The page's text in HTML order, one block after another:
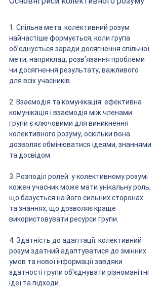
1. Спільна мета: колективний розум
найчастіше формується, коли група
об’єднується заради досягнення спільної
мети, наприклад, розв’язання проблеми
чи досягнення результату, важливого
для всіх учасників.
2. Взаємодія та комунікація: ефективна
комунікація і взаємодія між членами
групи є ключовими для виникнення
колективного розуму, оскільки вона
дозволяє обмінюватися ідеями, знаннями
та досвідом.
3. Розподіл ролей: у колективному розумі
кожен учасник може мати унікальну роль,
що базується на його сильних сторонах
та знаннях, що дозволяє краще
використовувати ресурси групи.
4. Здатність до адаптації: колективний
розум здатний адаптуватися до змінних
умов та нової інформації завдяки
здатності групи об'єднувати різноманітні
ідеї та підходи.